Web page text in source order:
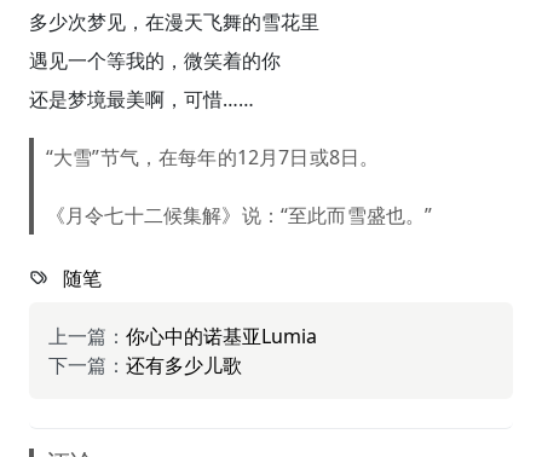
多少次梦见，在漫天飞舞的雪花里
遇见一个等我的，微笑着的你
还是梦境最美啊，可惜……
“大雪”节气，在每年的12月7日或8日。
《月令七十二候集解》说：“至此而雪盛也。”
随笔
上一篇： 你心中的诺基亚Lumia
下一篇： 还有多少儿歌